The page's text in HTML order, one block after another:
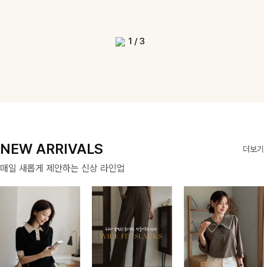
1 / 3
NEW ARRIVALS 더보기
매일 새롭게 제안하는 신상 라인업